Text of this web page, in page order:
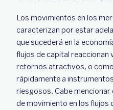
Los movimientos en los
caracterizan por estar
que sucederá en la
flujos de capital reaccionan
retornos atractivos, o
rápidamente a
riesgosos. Cabe mencionar
de movimiento en los flujos